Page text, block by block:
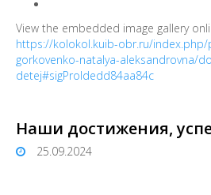
View the embedded image gallery
https://kolokol.kuib-obr.ru/
gorkovenko-natalya-aleksandrovna/
detej#sigProIdedd84aa84c
Наши достижения,
25.09.2024